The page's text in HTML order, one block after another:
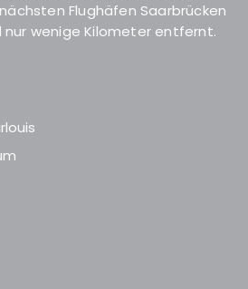
Flughäfen Saarbrücken
nur wenige Kilometer entfernt.